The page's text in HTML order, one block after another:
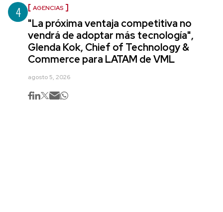
4 AGENCIAS
"La próxima ventaja competitiva no
vendrá de adoptar más tecnología",
Glenda Kok, Chief of Technology &
Commerce para LATAM de VML
agosto 5, 2026